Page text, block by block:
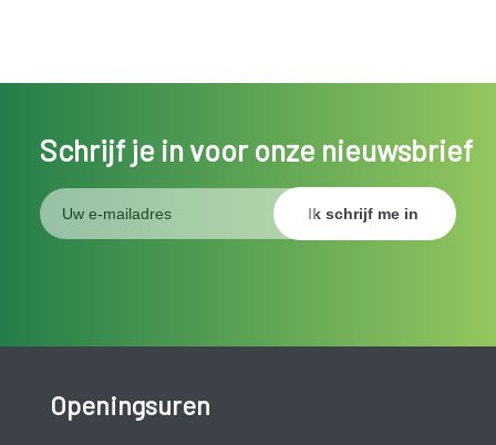
Schrijf je in voor onze nieuwsbrief
Openingsuren